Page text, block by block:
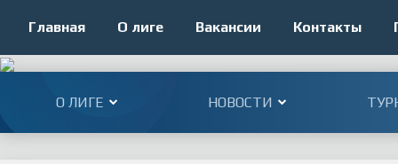
Главная О лиге Вакансии Контакты
О ЛИГЕ НОВОСТИ